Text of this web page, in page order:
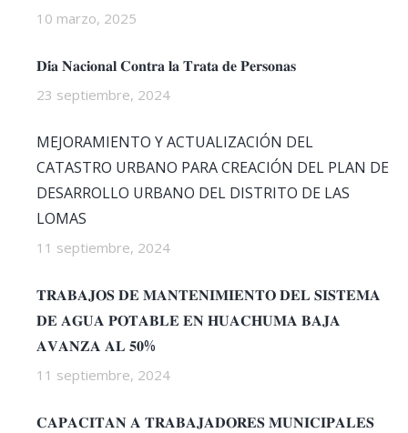
10 marzo, 2025
𝐃𝐢́𝐚 𝐍𝐚𝐜𝐢𝐨𝐧𝐚𝐥 𝐂𝐨𝐧𝐭𝐫𝐚 𝐥𝐚 𝐓𝐫𝐚𝐭𝐚 𝐝𝐞 𝐏𝐞𝐫𝐬𝐨𝐧𝐚𝐬
23 septiembre, 2024
MEJORAMIENTO Y ACTUALIZACIÓN DEL
CATASTRO URBANO PARA CREACIÓN DEL PLAN DE
DESARROLLO URBANO DEL DISTRITO DE LAS
LOMAS
11 septiembre, 2024
𝐓𝐑𝐀𝐁𝐀𝐉𝐎𝐒 𝐃𝐄 𝐌𝐀𝐍𝐓𝐄𝐍𝐈𝐌𝐈𝐄𝐍𝐓𝐎 𝐃𝐄𝐋 𝐒𝐈𝐒𝐓𝐄𝐌𝐀
𝐃𝐄 𝐀𝐆𝐔𝐀 𝐏𝐎𝐓𝐀𝐁𝐋𝐄 𝐄𝐍 𝐇𝐔𝐀𝐂𝐇𝐔𝐌𝐀 𝐁𝐀𝐉𝐀
𝐀𝐕𝐀𝐍𝐙𝐀 𝐀𝐋 𝟓𝟎%
11 septiembre, 2024
𝐂𝐀𝐏𝐀𝐂𝐈𝐓𝐀𝐍 𝐀 𝐓𝐑𝐀𝐁𝐀𝐉𝐀𝐃𝐎𝐑𝐄𝐒 𝐌𝐔𝐍𝐈𝐂𝐈𝐏𝐀𝐋𝐄𝐒